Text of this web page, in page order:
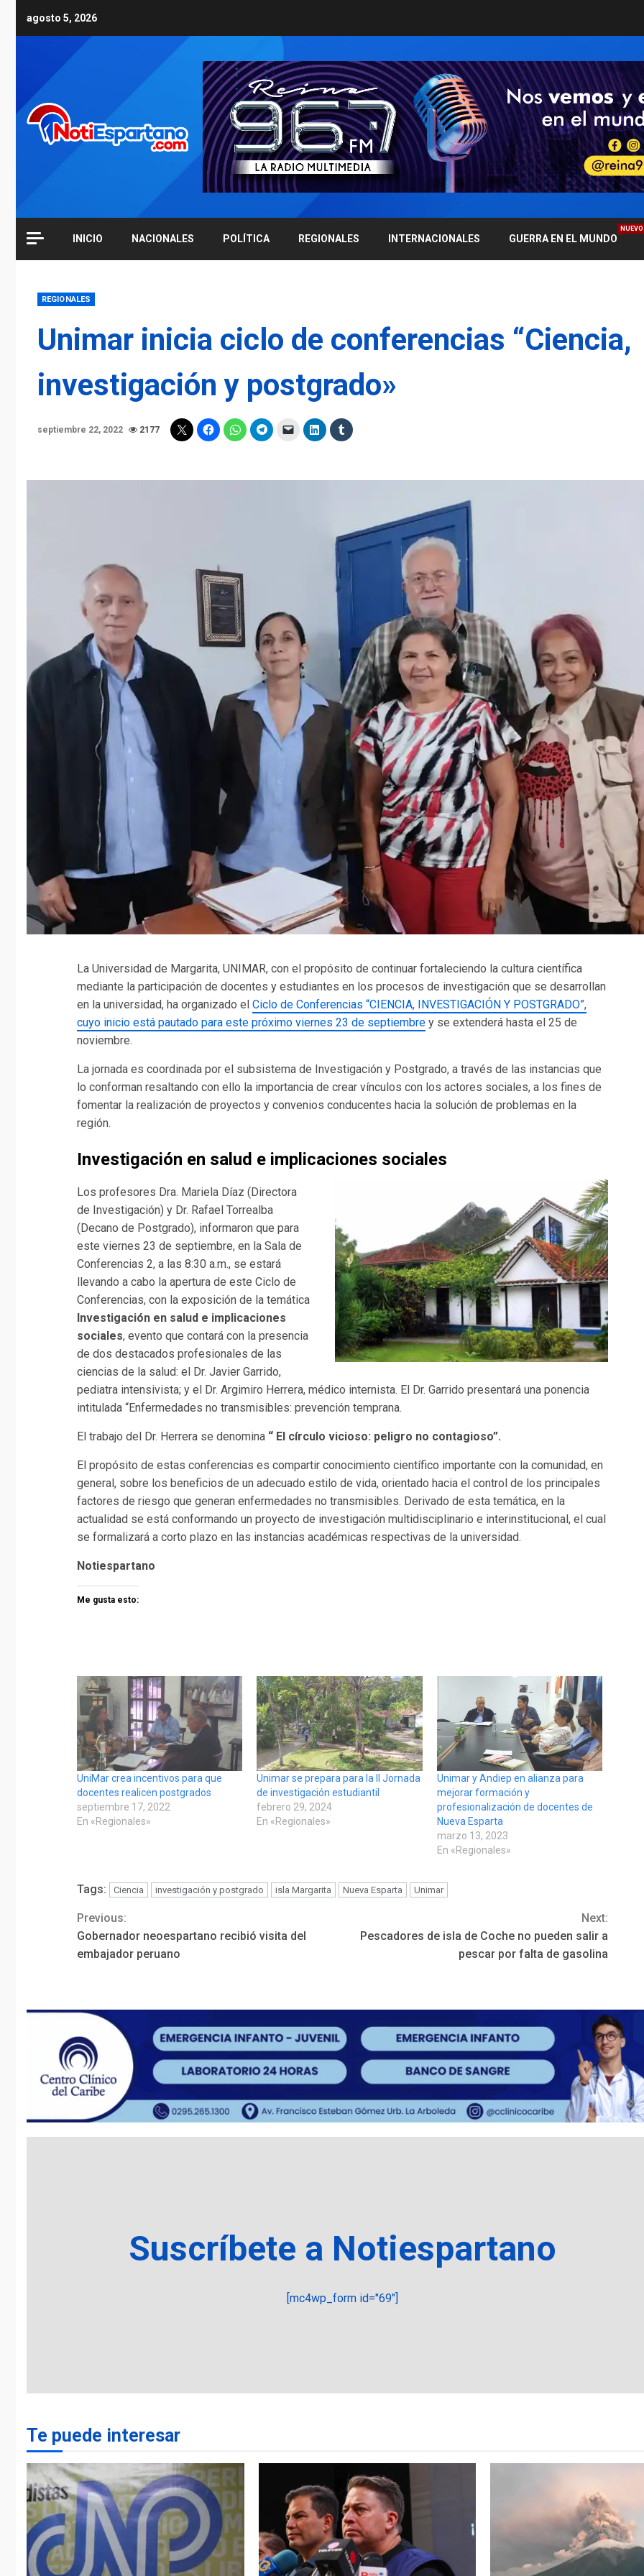
agosto 5, 2026
INICIO NACIONALES POLÍTICA REGIONALES INTERNACIONALES GUERRA EN EL MUNDO
NUEVO
REGIONALES
Unimar inicia ciclo de conferencias “Ciencia,
investigación y postgrado»
septiembre 22, 2022 2177
La Universidad de Margarita, UNIMAR, con el propósito de continuar fortaleciendo la cultura científica
mediante la participación de docentes y estudiantes en los procesos de investigación que se desarrollan
en la universidad, ha organizado el Ciclo de Conferencias “CIENCIA, INVESTIGACIÓN Y POSTGRADO”,
cuyo inicio está pautado para este próximo viernes 23 de septiembre y se extenderá hasta el 25 de
noviembre.
La jornada es coordinada por el subsistema de Investigación y Postgrado, a través de las instancias que
lo conforman resaltando con ello la importancia de crear vínculos con los actores sociales, a los fines de
fomentar la realización de proyectos y convenios conducentes hacia la solución de problemas en la
región.
Investigación en salud e implicaciones sociales
Los profesores Dra. Mariela Díaz (Directora
de Investigación) y Dr. Rafael Torrealba
(Decano de Postgrado), informaron que para
este viernes 23 de septiembre, en la Sala de
Conferencias 2, a las 8:30 a.m., se estará
llevando a cabo la apertura de este Ciclo de
Conferencias, con la exposición de la temática
Investigación en salud e implicaciones
sociales, evento que contará con la presencia
de dos destacados profesionales de las
ciencias de la salud: el Dr. Javier Garrido,
pediatra intensivista; y el Dr. Argimiro Herrera, médico internista. El Dr. Garrido presentará una ponencia
intitulada “Enfermedades no transmisibles: prevención temprana.
El trabajo del Dr. Herrera se denomina “ El círculo vicioso: peligro no contagioso”.
El propósito de estas conferencias es compartir conocimiento científico importante con la comunidad, en
general, sobre los beneficios de un adecuado estilo de vida, orientado hacia el control de los principales
factores de riesgo que generan enfermedades no transmisibles. Derivado de esta temática, en la
actualidad se está conformando un proyecto de investigación multidisciplinario e interinstitucional, el cual
se formalizará a corto plazo en las instancias académicas respectivas de la universidad.
Notiespartano
Me gusta esto:
UniMar crea incentivos para que
docentes realicen postgrados
septiembre 17, 2022
En «Regionales»
Unimar se prepara para la II Jornada
de investigación estudiantil
febrero 29, 2024
En «Regionales»
Unimar y Andiep en alianza para
mejorar formación y
profesionalización de docentes de
Nueva Esparta
marzo 13, 2023
En «Regionales»
Tags: Ciencia investigación y postgrado isla Margarita Nueva Esparta Unimar
Continue
Reading
Previous:
Gobernador neoespartano recibió visita del
embajador peruano
Next:
Pescadores de isla de Coche no pueden salir a
pescar por falta de gasolina
Suscríbete a Notiespartano
[mc4wp_form id="69"]
Te puede interesar